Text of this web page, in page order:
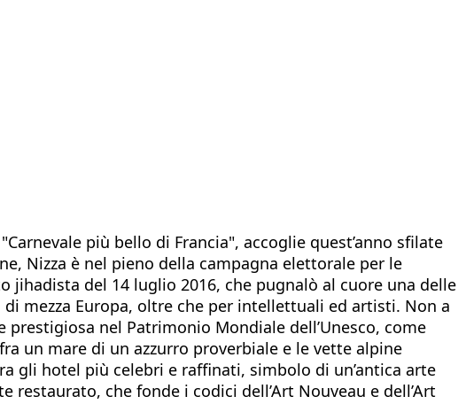
più bello di Francia", accoglie quest’anno sfilate
Nizza è nel pieno della campagna elettorale per le
del 14 luglio 2016, che pugnalò al cuore una delle
mezza Europa, oltre che per intellettuali ed artisti. Non a
nel Patrimonio Mondiale dell’Unesco, come
un mare di un azzurro proverbiale e le vette alpine
gli hotel più celebri e raffinati, simbolo di un’antica arte
che fonde i codici dell’Art Nouveau e dell’Art